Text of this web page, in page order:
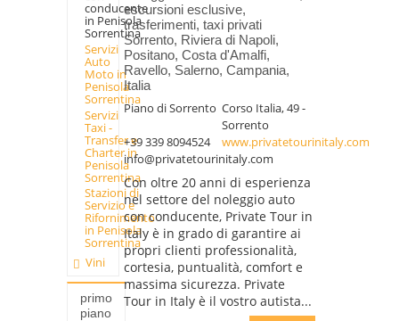
conducente
in Penisola
Sorrentina
Servizi
Auto
Moto in
Penisola
Sorrentina
Servizi
Taxi -
Transfer e
Charter in
Penisola
Sorrentina
Stazioni di
Servizio e
Rifornimento
in Penisola
Sorrentina
Vini
primo
piano
escursioni esclusive,
trasferimenti, taxi privati
Sorrento, Riviera di Napoli,
Positano, Costa d'Amalfi,
Ravello, Salerno, Campania,
Italia
Piano di Sorrento Corso Italia, 49 -
Sorrento
+39 339 8094524
www.privatetourinitaly.com
info@privatetourinitaly.com
Con oltre 20 anni di esperienza
nel settore del noleggio auto
con conducente, Private Tour in
Italy è in grado di garantire ai
propri clienti professionalità,
cortesia, puntualità, comfort e
massima sicurezza. Private
Tour in Italy è il vostro autista...